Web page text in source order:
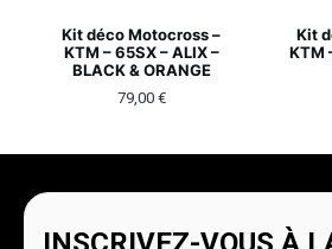
Kit déco Motocross –
KTM – 65SX – ALIX –
BLACK & ORANGE
79,00 €
Kit
KTM